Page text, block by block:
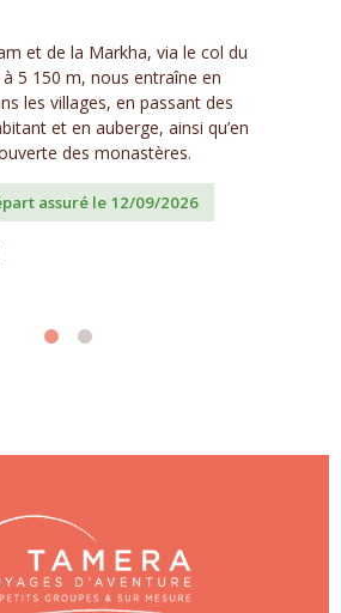
et de la Markha, via le col du
5 150 m, nous entraîne en
les villages, en passant des
et en auberge, ainsi qu’en
des monastères.
assuré le 12/09/2026